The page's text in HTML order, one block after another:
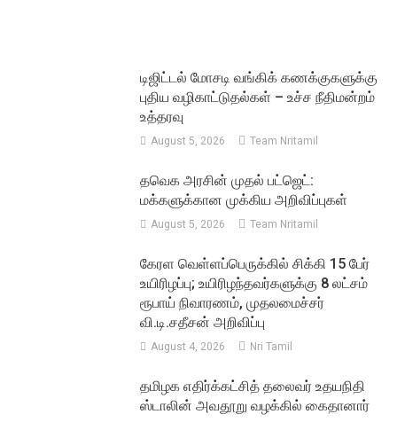
டிஜிட்டல் மோசடி வங்கிக் கணக்குகளுக்கு
புதிய வழிகாட்டுதல்கள் – உச்ச நீதிமன்றம்
உத்தரவு
August 5, 2026 Team Nritamil
தவெக அரசின் முதல் பட்ஜெட்:
மக்களுக்கான முக்கிய அறிவிப்புகள்
August 5, 2026 Team Nritamil
கேரள வெள்ளப்பெருக்கில் சிக்கி 15 பேர்
உயிரிழப்பு; உயிரிழந்தவர்களுக்கு 8 லட்சம்
ரூபாய் நிவாரணம், முதலமைச்சர்
வி.டி.சதீசன் அறிவிப்பு
August 4, 2026 Nri Tamil
தமிழக எதிர்க்கட்சித் தலைவர் உதயநிதி
ஸ்டாலின் அவதூறு வழக்கில் கைதானார்